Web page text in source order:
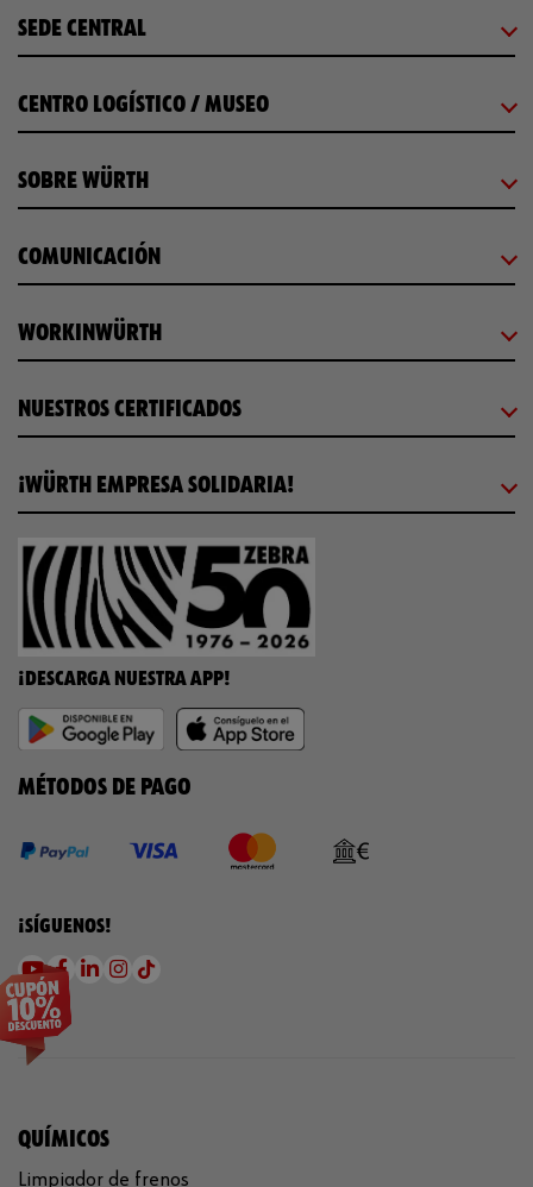
SEDE CENTRAL
CENTRO LOGÍSTICO / MUSEO
SOBRE WÜRTH
COMUNICACIÓN
WORKINWÜRTH
NUESTROS CERTIFICADOS
¡WÜRTH EMPRESA SOLIDARIA!
¡DESCARGA NUESTRA APP!
MÉTODOS DE PAGO
¡SÍGUENOS!
QUÍMICOS
Limpiador de frenos